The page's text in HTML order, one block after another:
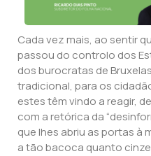
Cada vez mais, ao sentir
passou do controlo dos
dos burocratas de
tradicional, para os
estes têm vindo a reagir,
com a retórica da
que lhes abriu as portas à
a tão bacoca quanto